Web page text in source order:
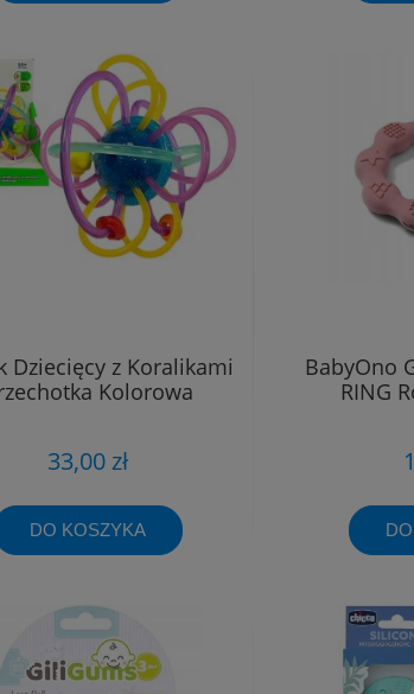
Dziecięcy z Koralikami
Kolorowa
33,00 zł
DO KOSZYKA
BabyOno
RING